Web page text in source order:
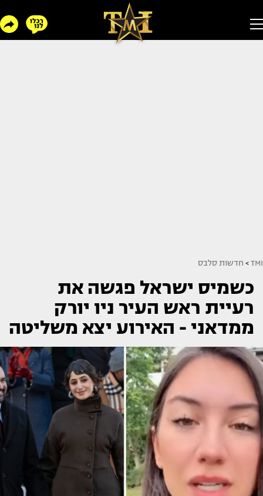
TMI
> חדשות סלבס
כשמיס ישראל פגשה את
רעיית ראש העיר ניו יורק
ממדאני - האירוע יצא משליטה